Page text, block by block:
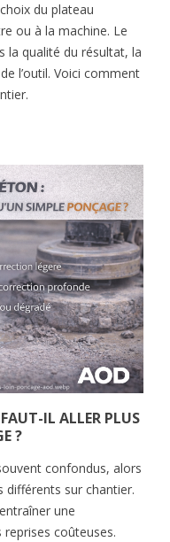
du plateau
ou à la machine. Le
la qualité du résultat, la
l’outil. Voici comment
IL ALLER PLUS
?
confondus, alors
différents sur chantier.
une
coûteuses.